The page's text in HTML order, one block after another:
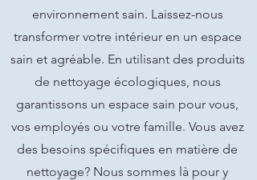
environnement sain. Laissez-nous
transformer votre intérieur en un espace
sain et agréable. En utilisant des produits
de nettoyage écologiques, nous
garantissons un espace sain pour vous,
vos employés ou votre famille. Vous avez
des besoins spécifiques en matière de
nettoyage? Nous sommes là pour y